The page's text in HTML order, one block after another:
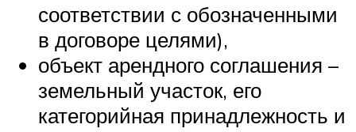
соответствии с обозначенными
в договоре целями),
объект арендного соглашения –
земельный участок, его
категорийная принадлежность и